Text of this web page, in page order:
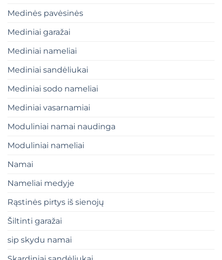
Medinės pavėsinės
Mediniai garažai
Mediniai nameliai
Mediniai sandėliukai
Mediniai sodo nameliai
Mediniai vasarnamiai
Moduliniai namai naudinga
Moduliniai nameliai
Namai
Nameliai medyje
Rąstinės pirtys iš sienojų
Šiltinti garažai
sip skydu namai